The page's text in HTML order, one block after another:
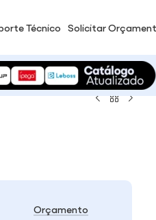
Técnico Solicitar
Orçamento